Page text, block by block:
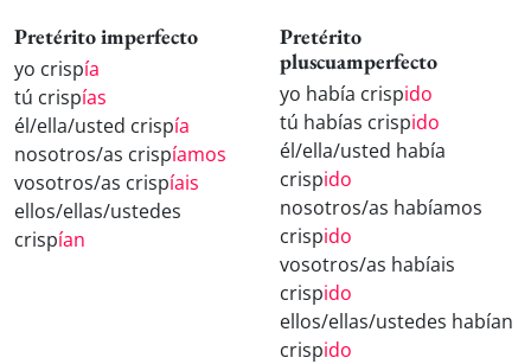
Pretérito imperfecto
yo crispía
tú crispías
él/ella/usted crispía
nosotros/as crispíamos
vosotros/as crispíais
ellos/ellas/ustedes
crispían
Pretérito
pluscuamperfecto
yo había crispido
tú habías crispido
él/ella/usted había
crispido
nosotros/as habíamos
crispido
vosotros/as habíais
crispido
ellos/ellas/ustedes habían
crispido